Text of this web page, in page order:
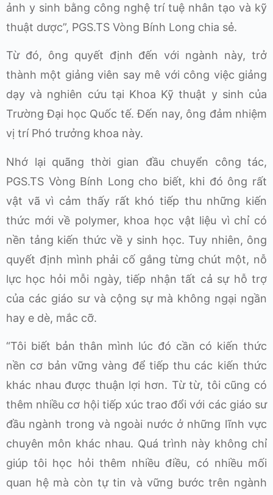
ảnh y sinh bằng công nghệ trí tuệ nhân tạo và kỹ
thuật dược”, PGS.TS Vòng Bính Long chia sẻ.
Từ đó, ông quyết định đến với ngành này, trở
thành một giảng viên say mê với công việc giảng
dạy và nghiên cứu tại Khoa Kỹ thuật y sinh của
Trường Đại học Quốc tế. Đến nay, ông đảm nhiệm
vị trí Phó trưởng khoa này.
Nhớ lại quãng thời gian đầu chuyển công tác,
PGS.TS Vòng Bính Long cho biết, khi đó ông rất
vật vã vì cảm thấy rất khó tiếp thu những kiến
thức mới về polymer, khoa học vật liệu vì chỉ có
nền tảng kiến thức về y sinh học. Tuy nhiên, ông
quyết định mình phải cố gắng từng chút một, nỗ
lực học hỏi mỗi ngày, tiếp nhận tất cả sự hỗ trợ
của các giáo sư và cộng sự mà không ngại ngần
hay e dè, mắc cỡ.
“Tôi biết bản thân mình lúc đó cần có kiến thức
nền cơ bản vững vàng để tiếp thu các kiến thức
khác nhau được thuận lợi hơn. Từ từ, tôi cũng có
thêm nhiều cơ hội tiếp xúc trao đổi với các giáo sư
đầu ngành trong và ngoài nước ở những lĩnh vực
chuyên môn khác nhau. Quá trình này không chỉ
giúp tôi học hỏi thêm nhiều điều, có nhiều mối
quan hệ mà còn tự tin và vững bước trên ngành